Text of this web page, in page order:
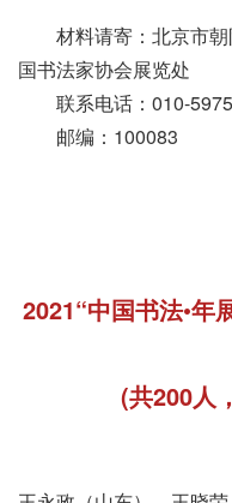
材料请寄：北京市朝
国书法家协会展览处
联系电话：010-
邮编：100083
2021“中国书法•年
(共200人